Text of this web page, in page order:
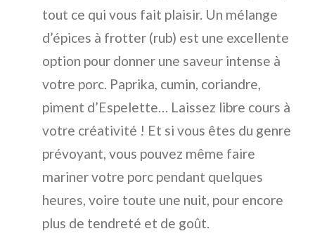
tout ce qui vous fait plaisir. Un mélange
d’épices à frotter (rub) est une excellente
option pour donner une saveur intense à
votre porc. Paprika, cumin, coriandre,
piment d’Espelette… Laissez libre cours à
votre créativité ! Et si vous êtes du genre
prévoyant, vous pouvez même faire
mariner votre porc pendant quelques
heures, voire toute une nuit, pour encore
plus de tendreté et de goût.